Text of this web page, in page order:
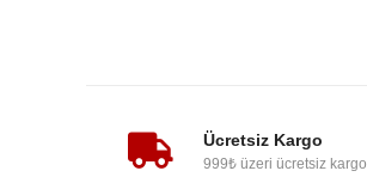
Ücretsiz Kargo
999₺ üzeri ücretsiz kargo